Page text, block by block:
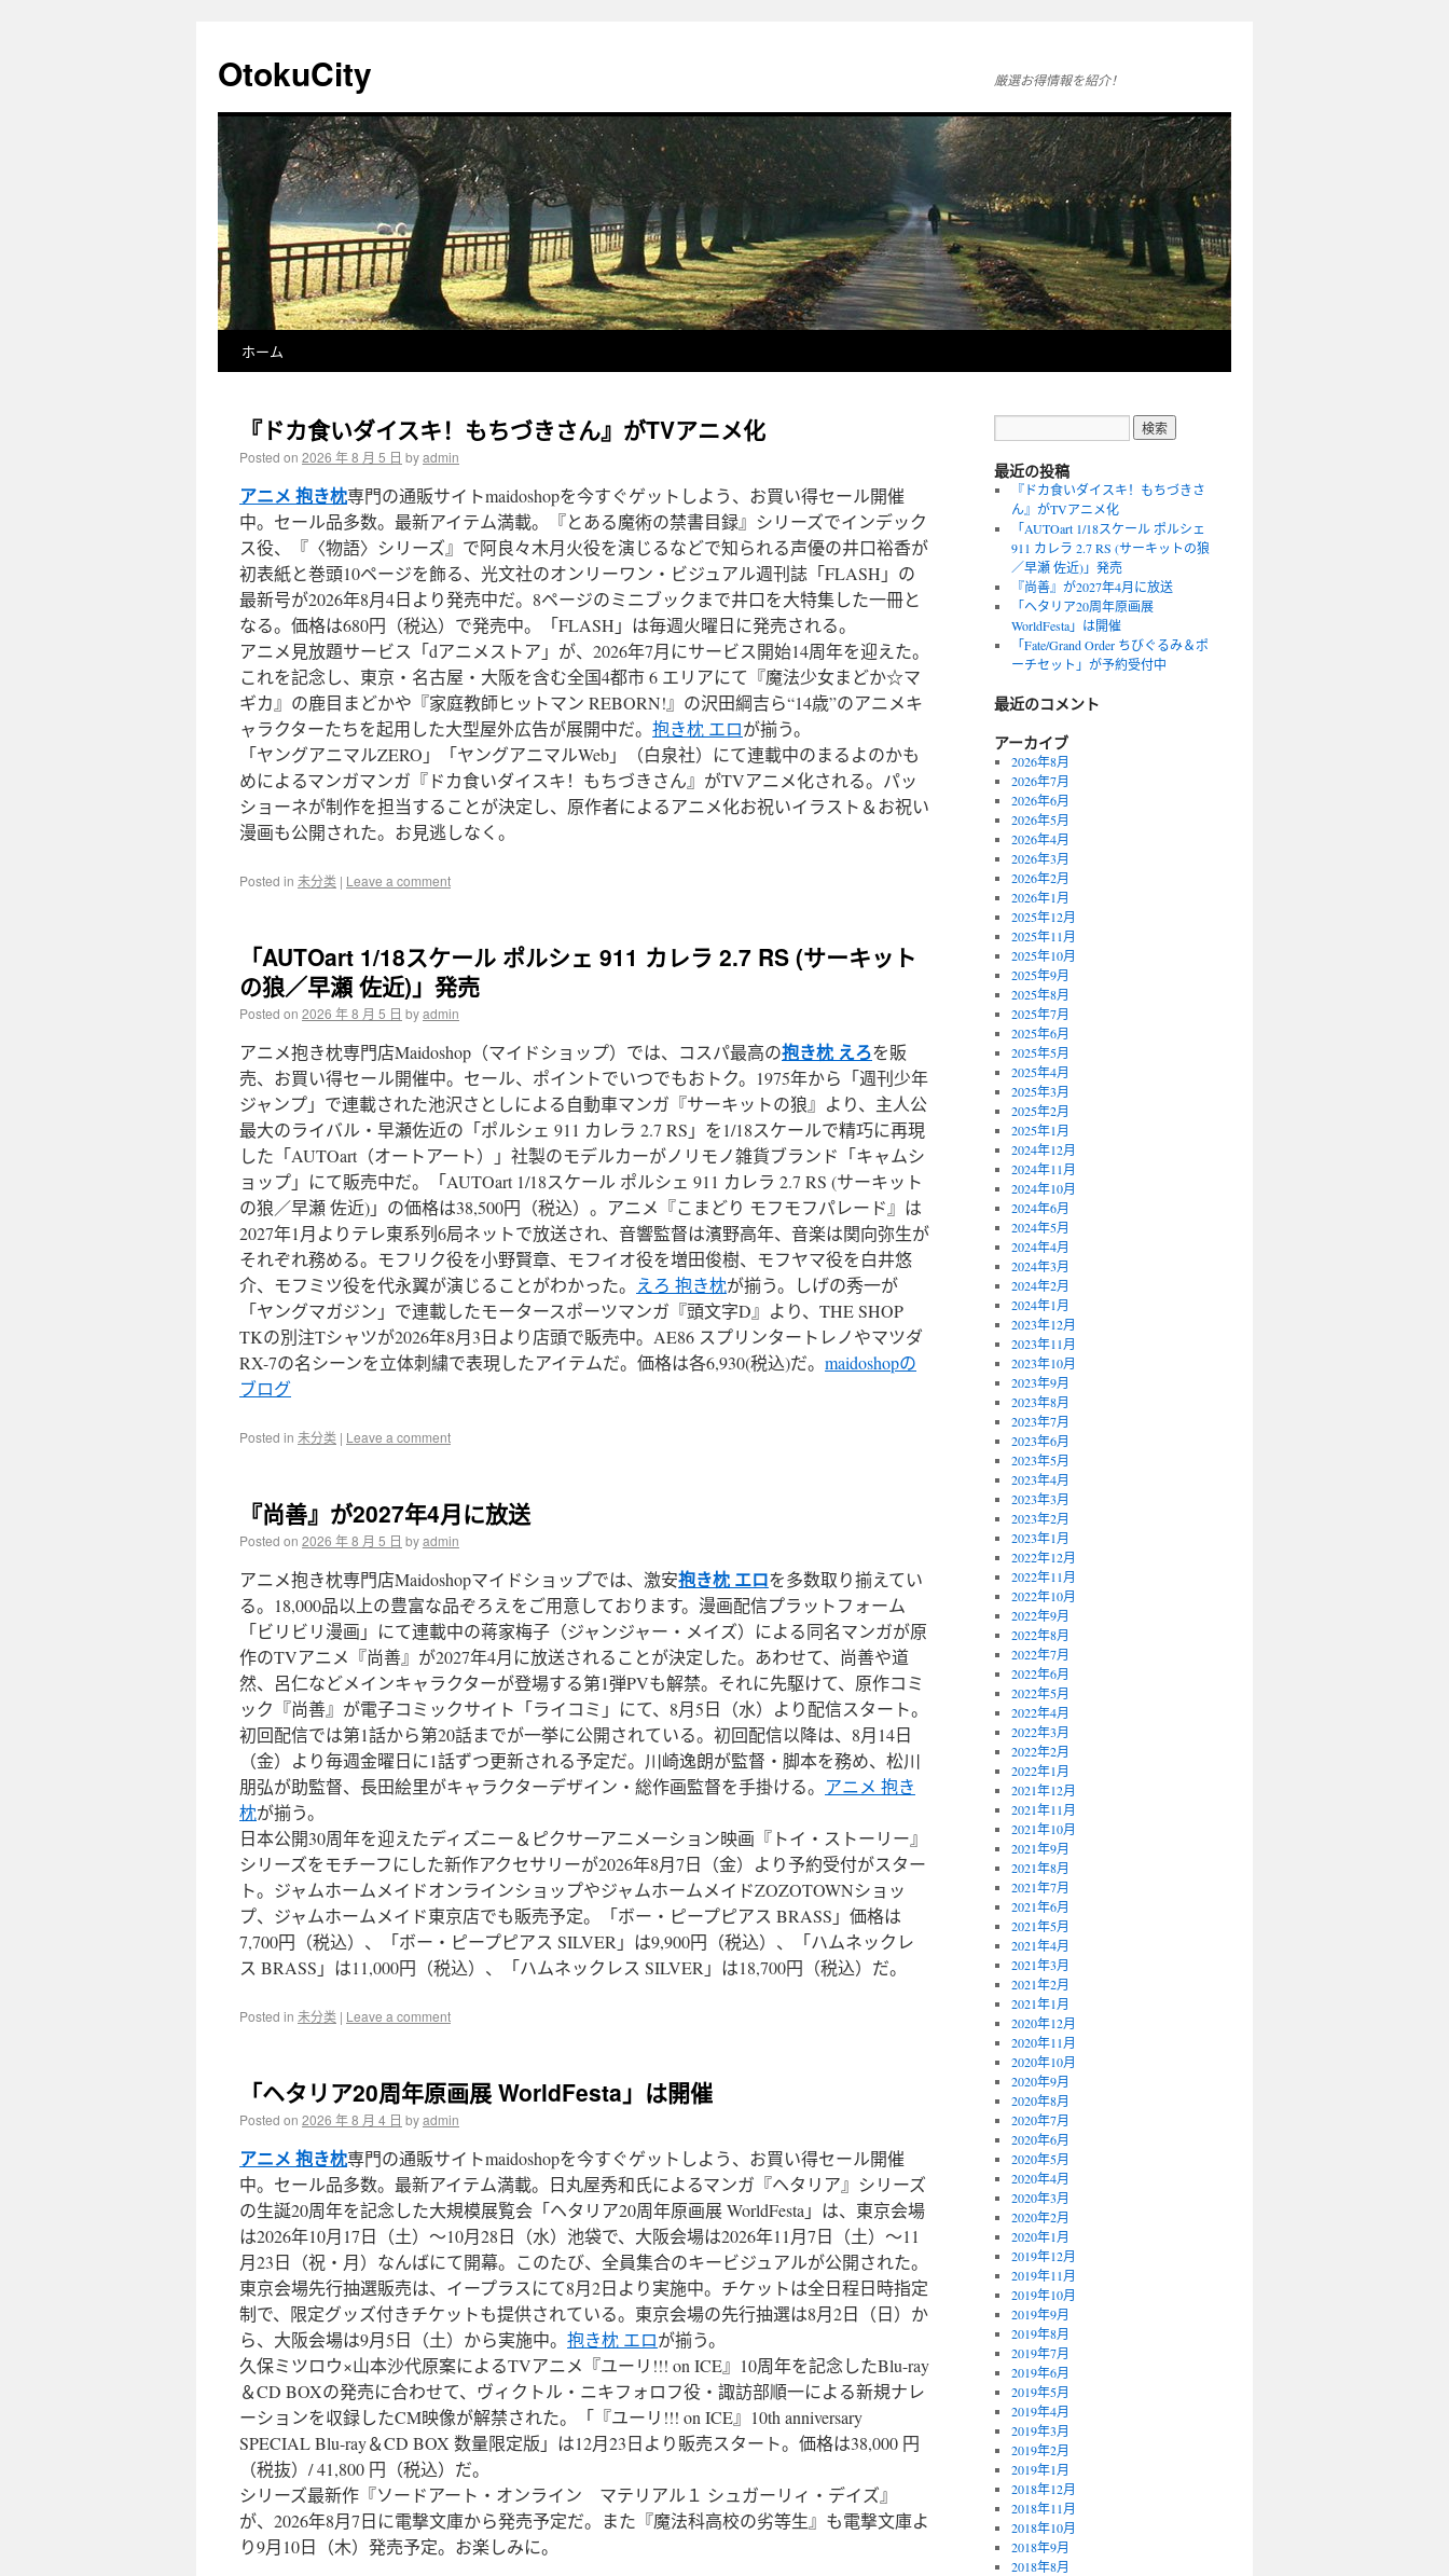
OtokuCity 厳選お得情報を紹介！
ホーム
『ドカ食いダイスキ！もちづきさん』がTVアニメ化
Posted on 2026 年 8 月 5 日 byadmin
アニメ 抱き枕専門の通販サイトmaidoshopを今すぐゲットしよう、お買い得セール開催
中。セール品多数。最新アイテム満載。『とある魔術の禁書目録』シリーズでインデック
ス役、『〈物語〉シリーズ』で阿良々木月火役を演じるなどで知られる声優の井口裕香が
初表紙と巻頭10ページを飾る、光文社のオンリーワン・ビジュアル週刊誌「FLASH」の
最新号が2026年8月4日より発売中だ。8ページのミニブックまで井口を大特集した一冊と
なる。価格は680円（税込）で発売中。「FLASH」は毎週火曜日に発売される。
アニメ見放題サービス「dアニメストア」が、2026年7月にサービス開始14周年を迎えた。
これを記念し、東京・名古屋・大阪を含む全国4都市 6 エリアにて『魔法少女まどか☆マ
ギカ』の鹿目まどかや『家庭教師ヒットマン REBORN!』の沢田綱吉ら“14歳”のアニメキ
ャラクターたちを起用した大型屋外広告が展開中だ。 抱き枕 エロが揃う。
「ヤングアニマルZERO」「ヤングアニマルWeb」（白泉社）にて連載中のまるよのかも
めによるマンガマンガ『ドカ食いダイスキ！もちづきさん』がTVアニメ化される。パッ
ショーネが制作を担当することが決定し、原作者によるアニメ化お祝いイラスト＆お祝い
漫画も公開された。お見逃しなく。
Posted in 未分类 | Leave a comment
「AUTOart 1/18スケール ポルシェ 911 カレラ 2.7 RS (サーキット
の狼／早瀬 佐近)」発売
Posted on 2026 年 8 月 5 日 byadmin
アニメ抱き枕専門店Maidoshop（マイドショップ）では、コスパ最高の抱き枕 えろを販
売、お買い得セール開催中。セール、ポイントでいつでもおトク。1975年から「週刊少年
ジャンプ」で連載された池沢さとしによる自動車マンガ『サーキットの狼』より、主人公
最大のライバル・早瀬佐近の「ポルシェ 911 カレラ 2.7 RS」を1/18スケールで精巧に再現
した「AUTOart（オートアート）」社製のモデルカーがノリモノ雑貨ブランド「キャムシ
ョップ」にて販売中だ。「AUTOart 1/18スケール ポルシェ 911 カレラ 2.7 RS (サーキット
の狼／早瀬 佐近)」の価格は38,500円（税込）。アニメ『こまどり モフモフパレード』は
2027年1月よりテレ東系列6局ネットで放送され、音響監督は濱野高年、音楽は関向弥生が
それぞれ務める。モフリク役を小野賢章、モフイオ役を増田俊樹、モフヤマ役を白井悠
介、モフミツ役を代永翼が演じることがわかった。
えろ 抱き枕が揃う。しげの秀一が
「ヤングマガジン」で連載したモータースポーツマンガ『頭文字D』より、THE SHOP
TKの別注Tシャツが2026年8月3日より店頭で販売中。AE86 スプリンタートレノやマツダ
RX-7の名シーンを立体刺繍で表現したアイテムだ。価格は各6,930(税込)だ。 maidoshopの
ブログ
Posted in 未分类 | Leave a comment
『尚善』が2027年4月に放送
Posted on 2026 年 8 月 5 日 byadmin
アニメ抱き枕専門店Maidoshopマイドショップでは、激安抱き枕 エロを多数取り揃えてい
る。18,000品以上の豊富な品ぞろえをご用意しております。漫画配信プラットフォーム
「ビリビリ漫画」にて連載中の蒋家梅子（ジャンジャー・メイズ）による同名マンガが原
作のTVアニメ『尚善』が2027年4月に放送されることが決定した。あわせて、尚善や道
然、呂仁などメインキャラクターが登場する第1弾PVも解禁。それに先駆けて、原作コミ
ック『尚善』が電子コミックサイト「ライコミ」にて、8月5日（水）より配信スタート。
初回配信では第1話から第20話までが一挙に公開されている。初回配信以降は、8月14日
（金）より毎週金曜日に1話ずつ更新される予定だ。川崎逸朗が監督・脚本を務め、松川
朋弘が助監督、長田絵里がキャラクターデザイン・総作画監督を手掛ける。 アニメ 抱き
枕が揃う。
日本公開30周年を迎えたディズニー＆ピクサーアニメーション映画『トイ・ストーリー』
シリーズをモチーフにした新作アクセサリーが2026年8月7日（金）より予約受付がスター
ト。ジャムホームメイドオンラインショップやジャムホームメイドZOZOTOWNショッ
プ、ジャムホームメイド東京店でも販売予定。「ボー・ピープピアス BRASS」価格は
7,700円（税込）、「ボー・ピープピアス SILVER」は9,900円（税込）、「ハムネックレ
ス BRASS」は11,000円（税込）、「ハムネックレス SILVER」は18,700円（税込）だ。
Posted in 未分类 | Leave a comment
「ヘタリア20周年原画展 WorldFesta」は開催
Posted on 2026 年 8 月 4 日 byadmin
アニメ 抱き枕専門の通販サイトmaidoshopを今すぐゲットしよう、お買い得セール開催
中。セール品多数。最新アイテム満載。日丸屋秀和氏によるマンガ『ヘタリア』シリーズ
の生誕20周年を記念した大規模展覧会「ヘタリア20周年原画展 WorldFesta」は、東京会場
は2026年10月17日（土）～10月28日（水）池袋で、大阪会場は2026年11月7日（土）～11
月23日（祝・月）なんばにて開幕。このたび、全員集合のキービジュアルが公開された。
東京会場先行抽選販売は、イープラスにて8月2日より実施中。チケットは全日程日時指定
制で、限定グッズ付きチケットも提供されている。東京会場の先行抽選は8月2日（日）か
ら、大阪会場は9月5日（土）から実施中。 抱き枕 エロが揃う。
久保ミツロウ×山本沙代原案によるTVアニメ『ユーリ!!! on ICE』10周年を記念したBlu-ray
＆CD BOXの発売に合わせて、ヴィクトル・ニキフォロフ役・諏訪部順一による新規ナレ
ーションを収録したCM映像が解禁された。「『ユーリ!!! on ICE』10th anniversary
SPECIAL Blu-ray＆CD BOX 数量限定版」は12月23日より販売スタート。価格は38,000 円
（税抜）/ 41,800 円（税込）だ。
シリーズ最新作『ソードアート・オンライン マテリアル１ シュガーリィ・デイズ』
が、2026年8月7日に電撃文庫から発売予定だ。また『魔法科高校の劣等生』も電撃文庫よ
り9月10日（木）発売予定。お楽しみに。
最近の投稿
『ドカ食いダイスキ！もちづきさ
ん』がTVアニメ化
「AUTOart 1/18スケール ポルシェ
911 カレラ 2.7 RS (サーキットの狼
／早瀬 佐近)」発売
『尚善』が2027年4月に放送
「ヘタリア20周年原画展
WorldFesta」は開催
「Fate/Grand Order ちびぐるみ＆ポ
ーチセット」が予約受付中
最近のコメント
アーカイブ
2026年8月
2026年7月
2026年6月
2026年5月
2026年4月
2026年3月
2026年2月
2026年1月
2025年12月
2025年11月
2025年10月
2025年9月
2025年8月
2025年7月
2025年6月
2025年5月
2025年4月
2025年3月
2025年2月
2025年1月
2024年12月
2024年11月
2024年10月
2024年6月
2024年5月
2024年4月
2024年3月
2024年2月
2024年1月
2023年12月
2023年11月
2023年10月
2023年9月
2023年8月
2023年7月
2023年6月
2023年5月
2023年4月
2023年3月
2023年2月
2023年1月
2022年12月
2022年11月
2022年10月
2022年9月
2022年8月
2022年7月
2022年6月
2022年5月
2022年4月
2022年3月
2022年2月
2022年1月
2021年12月
2021年11月
2021年10月
2021年9月
2021年8月
2021年7月
2021年6月
2021年5月
2021年4月
2021年3月
2021年2月
2021年1月
2020年12月
2020年11月
2020年10月
2020年9月
2020年8月
2020年7月
2020年6月
2020年5月
2020年4月
2020年3月
2020年2月
2020年1月
2019年12月
2019年11月
2019年10月
2019年9月
2019年8月
2019年7月
2019年6月
2019年5月
2019年4月
2019年3月
2019年2月
2019年1月
2018年12月
2018年11月
2018年10月
2018年9月
2018年8月